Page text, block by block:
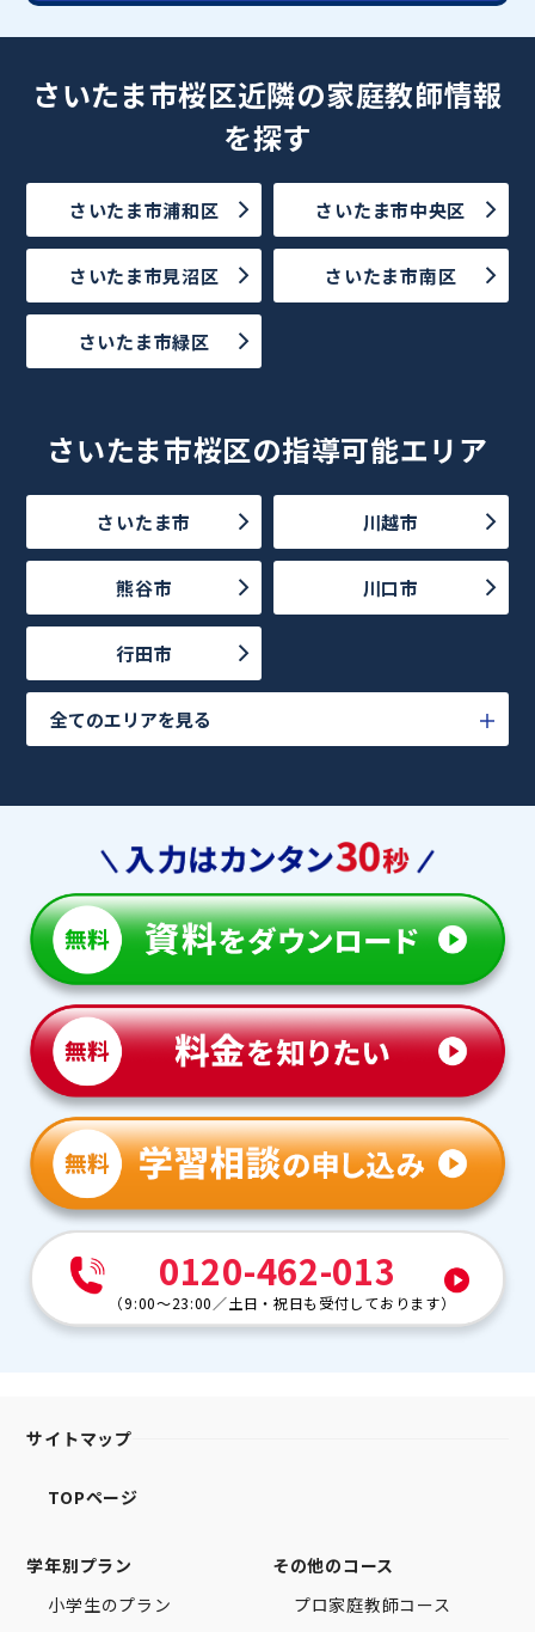
さいたま市桜区近隣の家庭教師情報
を探す
さいたま市浦和区 さいたま市中央区
さいたま市見沼区 さいたま市南区
さいたま市緑区
さいたま市桜区の指導可能エリア
さいたま市 川越市
熊谷市 川口市
行田市
全てのエリアを見る
0120-462-013
（9:00～23:00 ／土日・祝日も受付しております）
サイトマップ
TOPページ
学年別プラン
小学生のプラン
その他のコース
プロ家庭教師コース